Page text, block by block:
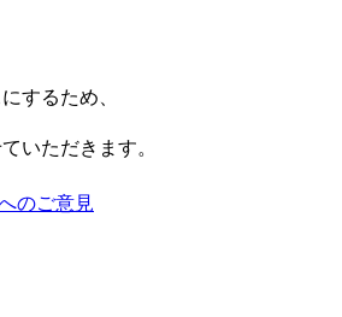
するため、
いただきます。
のご意見